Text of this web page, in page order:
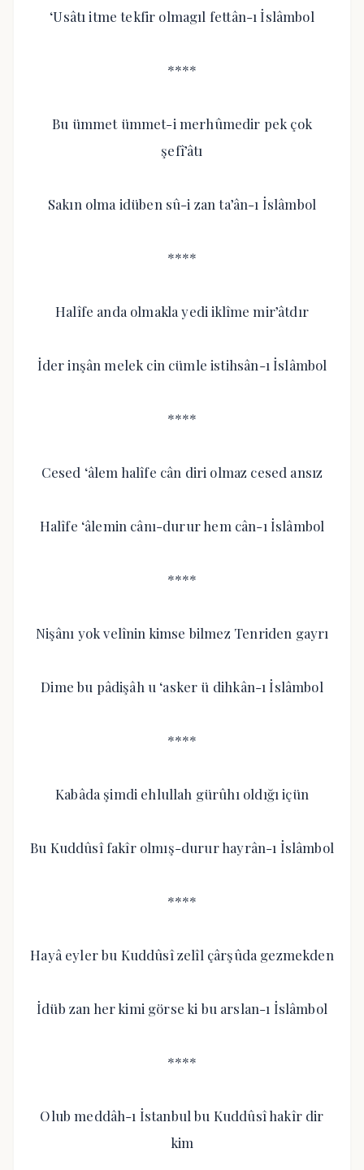
‘Usâtı itme tekfir olmagıl fettân-ı İslâmbol
****
Bu ümmet ümmet-i merhûmedir pek çok
şefî’âtı
Sakın olma idüben sû-i zan ta’ân-ı İslâmbol
****
Halîfe anda olmakla yedi iklîme mir’âtdır
İder inşân melek cin cümle istihsân-ı İslâmbol
****
Cesed ‘âlem halîfe cân diri olmaz cesed ansız
Halîfe ‘âlemin cânı-durur hem cân-ı İslâmbol
****
Nişânı yok velînin kimse bilmez Tenriden gayrı
Dime bu pâdişâh u ‘asker ü dihkân-ı İslâmbol
****
Kabâda şimdi ehlullah gürûhı oldığı içün
Bu Kuddûsî fakîr olmış-durur hayrân-ı İslâmbol
****
Hayâ eyler bu Kuddûsî zelîl çârşûda gezmekden
İdüb zan her kimi görse ki bu arslan-ı İslâmbol
****
Olub meddâh-ı İstanbul bu Kuddûsî hakîr dir
kim